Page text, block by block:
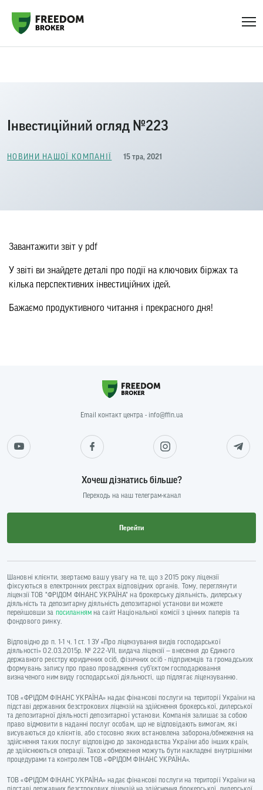
Інвестиційний огляд №223
НОВИНИ НАШОЇ КОМПАНІЇ 15 тра, 2021
Завантажити звіт у pdf
У звіті ви знайдете деталі про події на ключових біржах та
кілька перспективних інвестиційних ідей.
Бажаємо продуктивного читання і прекрасного дня!
Email контакт центра - info@ffin.ua
Хочеш дізнатись більше?
Переходь на наш телеграм-канал
Перейти
Шановні клієнти, звертаємо вашу увагу на те, що з 2015 року ліцензії
фіксуються в електронних реєстрах відповідних органів. Тому, переглянути
ліцензії ТОВ "ФРІДОМ ФІНАНС УКРАЇНА" на брокерську діяльність, дилерську
діяльність та депозитарну діяльність депозитарної установи ви можете
перейшовши за посиланнямна сайт Національної комісії з цінних паперів та
фондового ринку.
Відповідно до п. 1-1 ч. 1 ст. 1 ЗУ «Про ліцензування видів господарської
діяльності» 02.03.2015р. № 222-VII, видача ліцензії — внесення до Єдиного
державного реєстру юридичних осіб, фізичних осіб - підприємців та громадських
формувань запису про право провадження суб’єктом господарювання
визначеного ним виду господарської діяльності, що підлягає ліцензуванню.
ТОВ «ФРІДОМ ФІНАНС УКРАЇНА» надає фінансові послуги на території України на
підставі державних безстрокових ліцензій на здійснення брокерської, дилерської
та депозитарної діяльності депозитарної установи. Компанія залишає за собою
право відмовити в наданні послуг особам, що не відповідають вимогам, які
висуваються до клієнтів, або стосовно яких встановлена заборона/обмеження на
здійснення таких послуг відповідно до законодавства України або інших країн,
де здійснюються операції. Також обмеження можуть бути накладені внутрішніми
процедурами та контролем ТОВ «ФРІДОМ ФІНАНС УКРАЇНА».
ТОВ «ФРІДОМ ФІНАНС УКРАЇНА» надає фінансові послуги на території України на